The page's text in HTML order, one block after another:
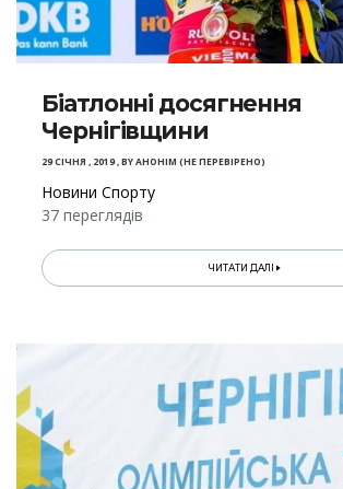
Біатлонні досягнення
Чернігівщини
29 СІЧНЯ , 2019,BYАНОНІМ (НЕ ПЕРЕВІРЕНО)
Новини Спорту
37 переглядів
ЧИТАТИ ДАЛІ